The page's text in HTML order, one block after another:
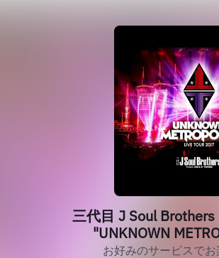
三代目 J Soul
"UNKNOWN
お好みのサービスで